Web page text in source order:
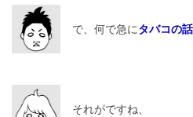
で、何で急にタバコの話
それがですね、